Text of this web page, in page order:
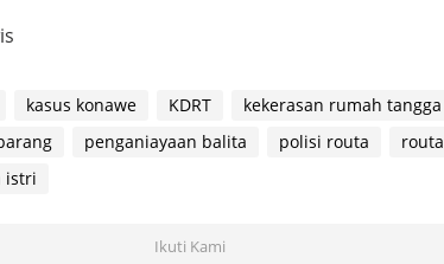
kasus konawe KDRT
kekerasan rumah tangga
penganiayaan balita polisi routa
routa
istri
Ikuti Kami